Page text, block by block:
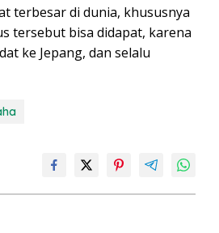
terbesar di dunia, khususnya
tersebut bisa didapat, karena
ke Jepang, dan selalu